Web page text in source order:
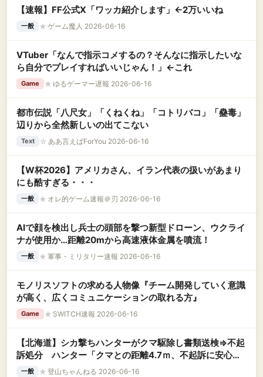
【速報】FF公式X「ワッカ紹介します」←2万いいね
一般 ★ ゲーム魔人 2026-06-16
VTuber「なんで指示コメするの？そんなに指示したいな
ら自分でプレイすればいいじゃん！」←これ
Game ★ ゆるゲーマー遅報 2026-06-16
都市伝説「八尺女」「くねくね」「コトリバコ」「蠱毒」
辺りから全然新しいの出てこない
Text ☆ ああ言えばForYou 2026-06-16
【W杯2026】アメリカさん、イラン代表の扱いがあまり
にも酷すぎる・・・
一般 ★ オレ的ゲーム速報＠刃 2026-06-16
AIで顔を検出し兵士の頭部を撃つ新型ドローン、ウクライ
ナが使用か…距離20mから高速液体金属を噴流！
一般 ★ 軍事・ミリタリー速報 2026-06-16
モノリスソフトの求める人物像『チーム開発していく意識
が高く、広くコミュニケーションの取れる方』
Game ★ SWITCH速報 2026-06-16
【北海道】シカ撃ちハンターがクマ駆除し書類送検⇒不起
訴処分 ハンター「クマとの距離4.7ｍ、不起訴に安心」
鉢合わせし発砲
一般 ★ 登山ちゃんねる 2026-06-16